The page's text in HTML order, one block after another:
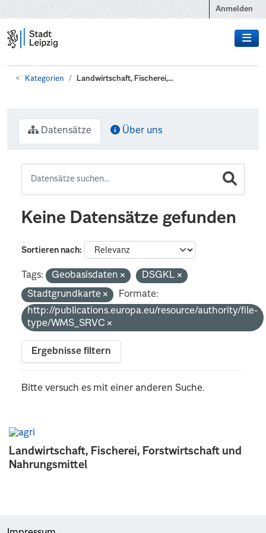
Anmelden
Kategorien Landwirtschaft, Fischerei,...
Landwirtschaft, Fischerei, Forstwirtschaft und
Nahrungsmittel
Datensätze Über uns
Keine Datensätze gefunden
Sortieren nach
Tags: Geobasisdaten
DSGKL
Stadtgrundkarte
Formate:
http://publications.europa.eu/resource/authority/file-
type/WMS_SRVC
Ergebnisse filtern
Bitte versuch es mit einer anderen Suche.